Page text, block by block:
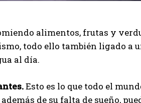
alimentos, frutas y
todo ello también ligado a
al día.
Esto es lo que todo el
de su falta de sueño,